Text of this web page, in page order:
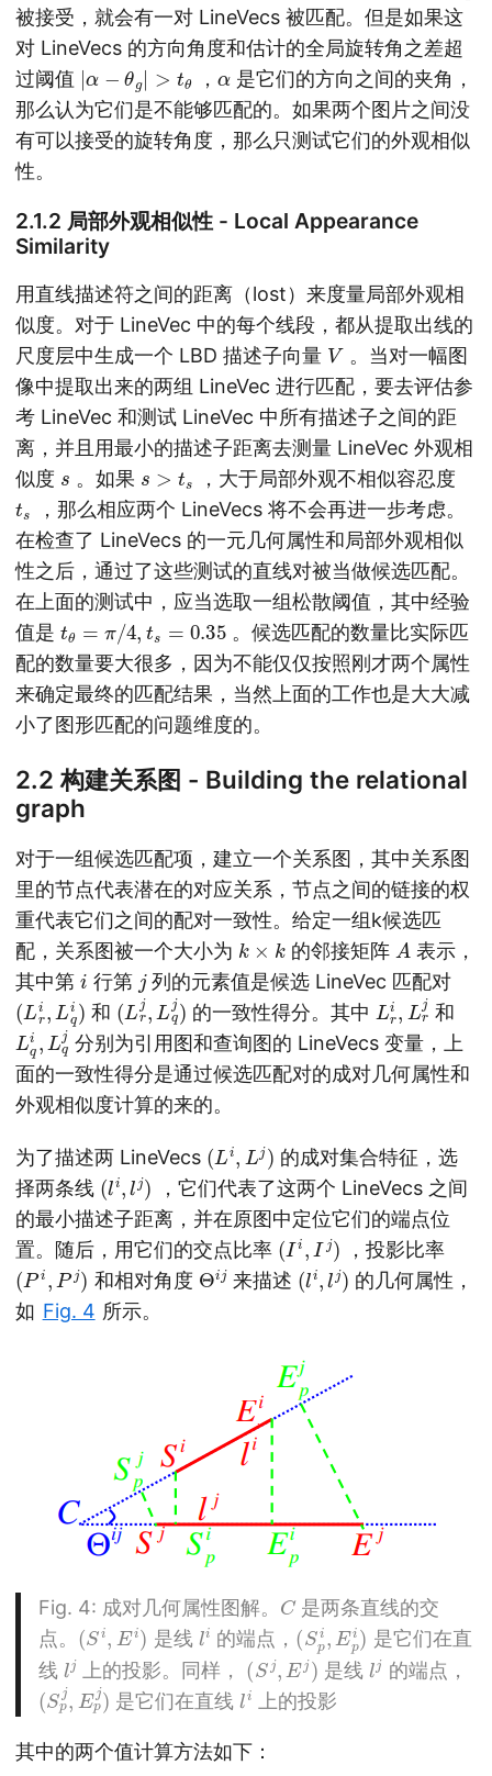
被接受，就会有一对 LineVecs 被匹配。但是如果这
对 LineVecs 的方向角度和估计的全局旋转角之差超
过阈值 | g |> ，
是它们的方向之间的夹角，
那么认为它们是不能够匹配的。如果两个图片之间没
有可以接受的旋转角度，那么只测试它们的外观相似
性。
2.1.2 局部外观相似性 - Local Appearance
Similarity
用直线描述符之间的距离（lost）来度量局部外观相
似度。对于 LineVec 中的每个线段，都从提取出线的
尺度层中生成一个 LBD 描述子向量 V。当对一幅图
像中提取出来的两组 LineVec 进行匹配，要去评估参
考 LineVec 和测试 LineVec 中所有描述子之间的距
离，并且用最小的描述子距离去测量 LineVec 外观相
似度 s 。如果 s > ts ，大于局部外观不相似容忍度
ts
，那么相应两个 LineVecs 将不会再进一步考虑。
在检查了 LineVecs 的一元几何属性和局部外观相似
性之后，通过了这些测试的直线对被当做候选匹配。
在上面的测试中，应当选取一组松散阈值，其中经验
值是 t θ = / 4, t = 0.35
。候选匹配的数量比实际匹
配的数量要大很多，因为不能仅仅按照刚才两个属性
来确定最终的匹配结果，当然上面的工作也是大大减
小了图形匹配的问题维度的。
2.2 构建关系图 - Building the relational
graph
对于一组候选匹配项，建立一个关系图，其中关系图
里的节点代表潜在的对应关系，节点之间的链接的权
重代表它们之间的配对一致性。给定一组k候选匹
配，关系图被一个大小为 k × 的邻接矩阵 A 表示，
其中第 i 行第 列的元素值是候选 LineVec 匹配对
(Lr Lqi
) 和 (Lrj Lqj
) 的一致性得分。其中 Lr Lrj 和
Lqi ,L
qj
分别为引用图和查询图的 LineVecs 变量，上
面的一致性得分是通过候选匹配对的成对几何属性和
外观相似度计算的来的。
为了描述两 LineVecs (Li, j)
的成对集合特征，选
择两条线 (li, j)
，它们代表了这两个 LineVecs 之间
的最小描述子距离，并在原图中定位它们的端点位
置。随后，用它们的交点比率 (Ii,Ij ) ，投影比率
(Pi, Pj) 和相对角度 Θij 来描述 (li, j)
的几何属性，
如 Fig. 4 所示。
Fig. 4: 成对几何属性图解。 C是两条直线的交
点。
( Si, Ei) 是线 li 的端点， ( Sp i,Ep
i)
是它们在直
线 lj 上的投影。同样， (Sj, Ej) 是线lj 的端点，
(Sp ,Ep
j) 是它们在直线li 上的投影
其中的两个值计算方法如下：